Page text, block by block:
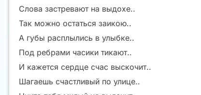
Слова застревают на выдохе..
Так можно остаться заикою..
А губы расплылись в улыбке..
Под ребрами часики тикают..
И кажется сердце счас выскочит..
Шагаешь счастливый по улице..